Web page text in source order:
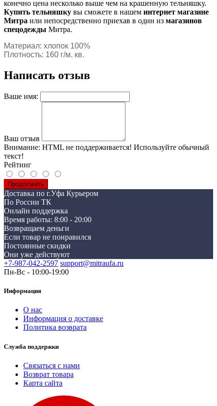
конечно цена несколько выше чем на крашенную тельняшку.
Купить тельняшку вы сможете в нашем интернет магазине
Митра или непосредственно приехав в один из магазинов
спецодежды Митра.
Материал: хлопок 100%
Плотность: 160 г/м. кв.
Написать отзыв
Ваше имя:
Ваш отзыв
Внимание: HTML не поддерживается! Используйте обычный
текст!
Рейтинг
Продолжить
Доставка по г.Уфа Курьером
По России ТК
Онлайн поддержка
Время работы: 8:00 - 20:00
Возвращаем деньги
Если товар не понравился
Постоянные скидки
Они уже действуют
+7-987-042-2597 support@mitraufa.ru
Пн-Вс - 10:00-19:00
Информация
О нас
Информация о доставке
Политика возврата
Служба поддержки
Связаться с нами
Возврат товара
Карта сайта